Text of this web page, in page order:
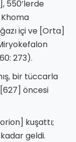
550’lerde
içi ve [Orta]
273).
bir tüccarla
öncesi
kuşattı;
geldi.